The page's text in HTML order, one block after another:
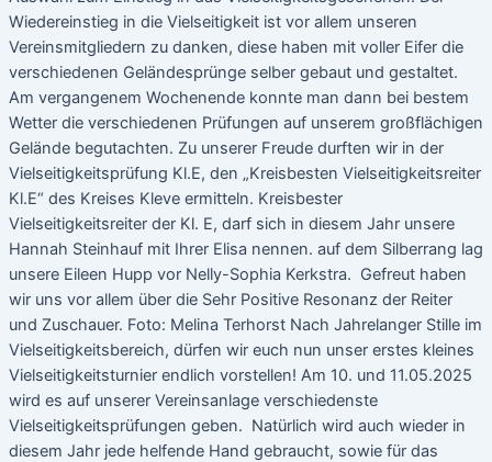
Wiedereinstieg in die Vielseitigkeit ist vor allem unseren
Vereinsmitgliedern zu danken, diese haben mit voller Eifer die
verschiedenen Geländesprünge selber gebaut und gestaltet.
Am vergangenem Wochenende konnte man dann bei bestem
Wetter die verschiedenen Prüfungen auf unserem großflächigen
Gelände begutachten. Zu unserer Freude durften wir in der
Vielseitigkeitsprüfung Kl.E, den „Kreisbesten Vielseitigkeitsreiter
Kl.E“ des Kreises Kleve ermitteln. Kreisbester
Vielseitigkeitsreiter der Kl. E, darf sich in diesem Jahr unsere
Hannah Steinhauf mit Ihrer Elisa nennen. auf dem Silberrang lag
unsere Eileen Hupp vor Nelly-Sophia Kerkstra. Gefreut haben
wir uns vor allem über die Sehr Positive Resonanz der Reiter
und Zuschauer. Foto: Melina Terhorst Nach Jahrelanger Stille im
Vielseitigkeitsbereich, dürfen wir euch nun unser erstes kleines
Vielseitigkeitsturnier endlich vorstellen! Am 10. und 11.05.2025
wird es auf unserer Vereinsanlage verschiedenste
Vielseitigkeitsprüfungen geben. Natürlich wird auch wieder in
diesem Jahr jede helfende Hand gebraucht, sowie für das